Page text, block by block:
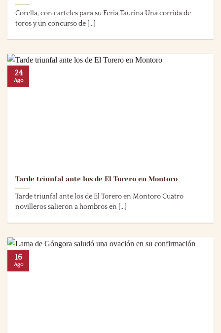
Corella, con carteles para su Feria Taurina Una corrida de
toros y un concurso de [...]
Tarde triunfal ante los de El Torero en Montoro
Tarde triunfal ante los de El Torero en Montoro Cuatro
novilleros salieron a hombros en [...]
24
Ago
16
Ago